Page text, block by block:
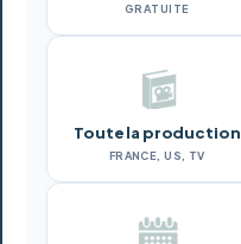
GRATUITE
Toute la production
FRANCE, US, TV